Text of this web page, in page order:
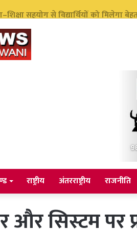
धामी ने भारी वर्षा को देखते हुए हाई अलर्ट
राष्ट्रीय अंतरराष्ट्रीय राजनीति
और सिस्टम पर